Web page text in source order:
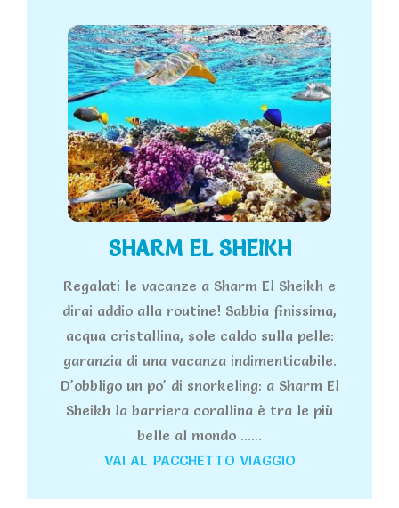
SHARM EL SHEIKH
Regalati le vacanze a Sharm El Sheikh e
dirai addio alla routine! Sabbia finissima,
acqua cristallina, sole caldo sulla pelle:
garanzia di una vacanza indimenticabile.
D'obbligo un po' di snorkeling: a Sharm El
Sheikh la barriera corallina è tra le più
belle al mondo ......
VAI AL PACCHETTO VIAGGIO